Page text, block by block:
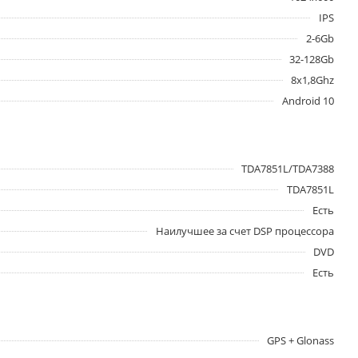
IPS
2-6Gb
32-128Gb
8x1,8Ghz
Android 10
TDA7851L/TDA7388
TDA7851L
Есть
Наилучшее за счет DSP процессора
DVD
Есть
GPS + Glonass